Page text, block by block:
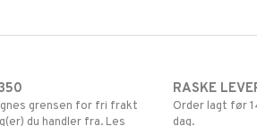
grensen for fri frakt
du handler fra. Les
RASKE
Order lagt før
dag.